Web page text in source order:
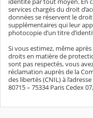
services chargés du droit
données se réservent le
supplémentaires qui leur
photocopie d’un titre
Si vous estimez, même
droits en matière de
sont pas respectés, vous
réclamation auprès de la
des libertés (CNIL) à
80715 – 75334 Paris Cedex